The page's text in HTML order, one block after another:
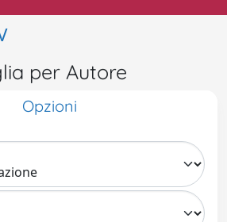
per Autore
Opzioni